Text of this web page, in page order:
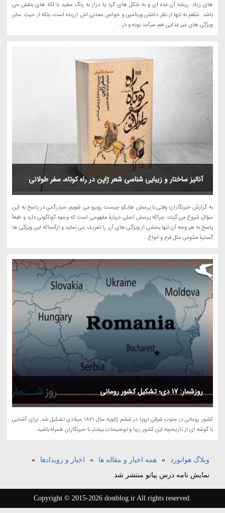
های زیاد. ریشه آن غده ای و به شکل های گرد یا دراز به رنگ سفید با لکه های بنفش می
باشد. شلغم نه تنها از نظر داشتن ویتامین و خواص معدنی اش ارزنده است، بلکه از حیث سایر
ویژگی های غیر غذایی هم سرآمد بوده و در...
آنالیز ساختار و زیبایی شناسی شعر ژاپن در راه کوتاه، سفر طولانی
به گزارش خبرنگاران؛ وقتی با پرسش هایکو چیست روبرو می شویم، سردرگمی در پاسخ به این
سؤال شروع می گردد؛ چراکه پرسش اصلی دربارۀ مفهومی است که وجوه گوناگونی دارد و طبعاً
پاسخ به هر وجه آن تنها بخشی از ویژگی های آن را تعریف می نماید و ازآنجاکه این ویژگی ها
گسترۀ متنوعی مثل فرم و انواع...
روزشمار: 17 دی؛ تشکیل کشور رومانی
کشور رومانی در جنوب شرقی اروپا در ششم ژانویه سال 1861 میلادی تشکیل شد. برای آشنایی
با گوشه ای از تاریخچه این کشور زیبا و توضیحات بیشتر با خبرنگاران همراه باشید.
وبلاگ هوانورد » همه اخبار و مقاله ها » اخبار و رویدادها
»
نمایش نامه درس پیانو منتشر شد
Copyright © 2015-2026 dostblog.ir All rights reserved.